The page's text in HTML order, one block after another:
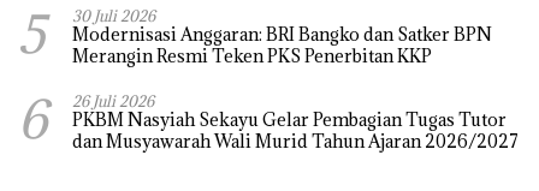
5 30 Juli 2026
Modernisasi Anggaran: BRI Bangko dan Satker BPN
Merangin Resmi Teken PKS Penerbitan KKP
6 26 Juli 2026
PKBM Nasyiah Sekayu Gelar Pembagian Tugas Tutor
dan Musyawarah Wali Murid Tahun Ajaran 2026/2027